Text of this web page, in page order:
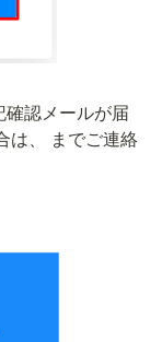
認メールが届
、
までご連絡